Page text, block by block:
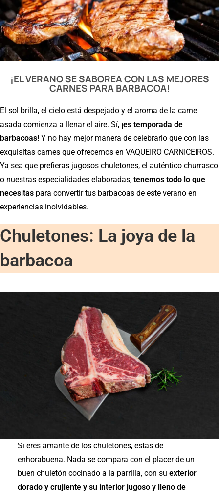
¡EL VERANO SE SABOREA CON LAS MEJORES
CARNES PARA BARBACOA!
El sol brilla, el cielo está despejado y el aroma de la carne
asada comienza a llenar el aire. Sí, ¡es temporada de
barbacoas! Y no hay mejor manera de celebrarlo que con las
exquisitas carnes que ofrecemos en VAQUEIRO CARNICEIROS.
Ya sea que prefieras jugosos chuletones, el auténtico churrasco
o nuestras especialidades elaboradas, tenemos todo lo que
necesitas para convertir tus barbacoas de este verano en
experiencias inolvidables.
Chuletones: La joya de la
barbacoa
Si eres amante de los chuletones, estás de
enhorabuena. Nada se compara con el placer de un
buen chuletón cocinado a la parrilla, con su exterior
dorado y crujiente y su interior jugoso y lleno de